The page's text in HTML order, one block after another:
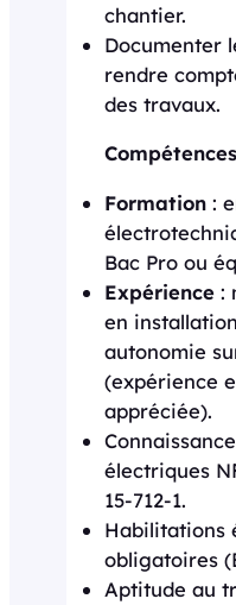
chantier.
Documenter
rendre
des travaux.
Formation :
Bac Pro ou
Expérience :
en
autonomie
(expérience
appréciée).
électriques
15-712-1.
Habilitations
obligatoires
Aptitude au